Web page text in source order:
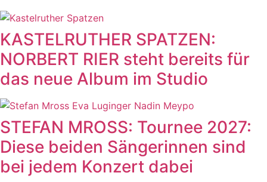
KASTELRUTHER SPATZEN:
NORBERT RIER steht bereits für
das neue Album im Studio
STEFAN MROSS: Tournee 2027:
Diese beiden Sängerinnen sind
bei jedem Konzert dabei